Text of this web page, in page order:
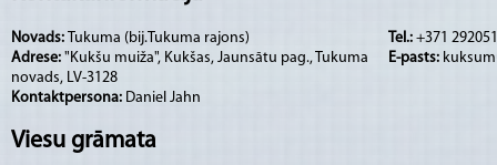
Novads: Tukuma (bij.Tukuma rajons)
Adrese: "Kukšu muiža", Kukšas, Jaunsātu pag., Tukuma
novads, LV-3128
Kontaktpersona: Daniel Jahn
Tel.: +371
E-pasts:
Viesu grāmata